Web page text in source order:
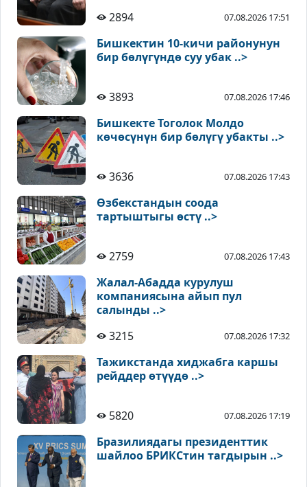
2894
07.08.2026 17:51
Бишкектин 10-кичи районунун
бир бөлүгүндө суу убак ..>
3893 07.08.2026 17:46
Бишкекте Тоголок Молдо
көчөсүнүн бир бөлүгү убакты ..>
3636 07.08.2026 17:43
Өзбекстандын соода
тартыштыгы өстү ..>
2759 07.08.2026 17:43
Жалал-Абадда курулуш
компаниясына айып пул
салынды ..>
3215
07.08.2026 17:32
Тажикстанда хиджабга каршы
рейддер өтүүдө ..>
5820 07.08.2026 17:19
Бразилиядагы президенттик
шайлоо БРИКСтин тагдырын ..>